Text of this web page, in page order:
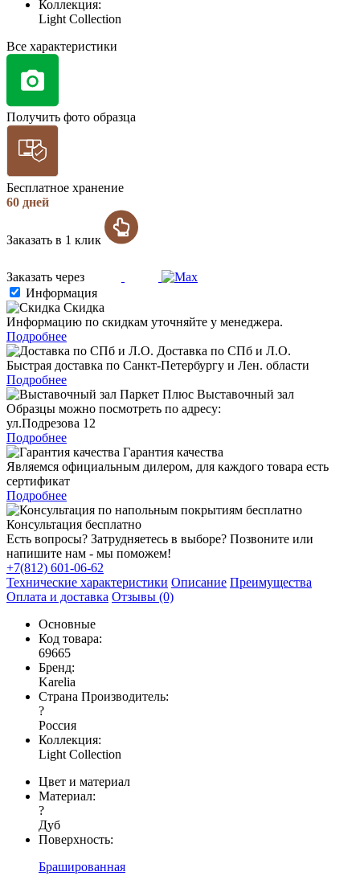
Коллекция:
Light Collection
Все характеристики
Получить фото образца
Бесплатное хранение
60 дней
Заказать в 1 клик
Заказать через
Информация
Скидка
Информацию по скидкам уточняйте у менеджера.
Подробнее
Доставка по СПб и Л.О.
Быстрая доставка по Санкт-Петербургу и Лен. области
Подробнее
Выставочный зал
Образцы можно посмотреть по адресу:
ул.Подрезова 12
Подробнее
Гарантия качества
Являемся официальным дилером, для каждого товара есть
сертификат
Подробнее
Консультация бесплатно
Есть вопросы? Затрудняетесь в выборе? Позвоните или
напишите нам - мы поможем!
+7(812) 601-06-62
Технические характеристики Описание Преимущества
Оплата и доставка Отзывы (0)
Основные
Код товара:
69665
Бренд:
Karelia
Страна Производитель:
?
Россия
Коллекция:
Light Collection
Цвет и материал
Материал:
?
Дуб
Поверхность:
Брашированная